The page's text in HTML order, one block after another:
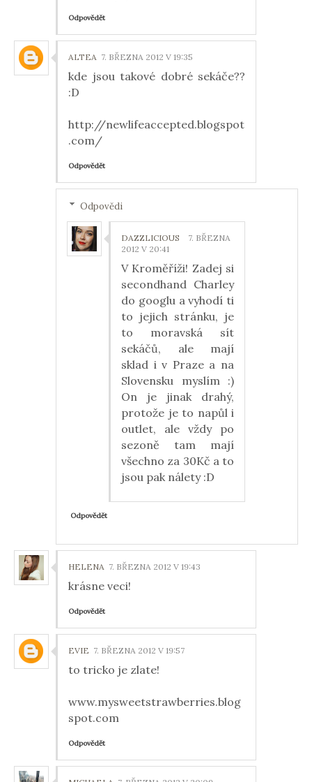
Odpovědět
ALTEA 7. BŘEZNA 2012 V 19:35
kde jsou takové dobré sekáče??
:D
http://newlifeaccepted.blogspot
.com/
Odpovědět
Odpovědi
DAZZLICIOUS
7. BŘEZNA
2012 V 20:41
V Kroměříži! Zadej si
secondhand Charley
do googlu a vyhodí ti
to jejich stránku, je
to moravská sít
sekáčů, ale mají
sklad i v Praze a na
Slovensku myslím :)
On je jinak drahý,
protože je to napůl i
outlet, ale vždy po
sezoně tam mají
všechno za 30Kč a to
jsou pak nálety :D
Odpovědět
HELENA 7. BŘEZNA 2012 V 19:43
krásne veci!
Odpovědět
EVIE 7. BŘEZNA 2012 V 19:57
to tricko je zlate!
www.mysweetstrawberries.blog
spot.com
Odpovědět